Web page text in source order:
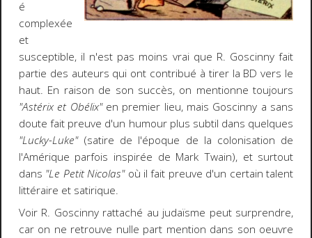
é
complexée
et
susceptible, il n'est pas moins vrai que R. Goscinny fait
partie des auteurs qui ont contribué à tirer la BD vers le
haut. En raison de son succès, on mentionne toujours
"Astérix et Obélix"en premier lieu, mais Goscinny a sans
doute fait preuve d'un humour plus subtil dans quelques
"Lucky-Luke"(satire de l'époque de la colonisation de
l'Amérique parfois inspirée de Mark Twain), et surtout
dans "Le Petit Nicolas"où il fait preuve d'un certain talent
littéraire et satirique.
Voir R. Goscinny rattaché au judaïsme peut surprendre,
car on ne retrouve nulle part mention dans son oeuvre